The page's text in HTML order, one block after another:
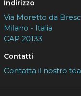
Indirizzo
Via Moretto da
Milano - Italia
CAP 20133
Contatti
Contatta il nostro